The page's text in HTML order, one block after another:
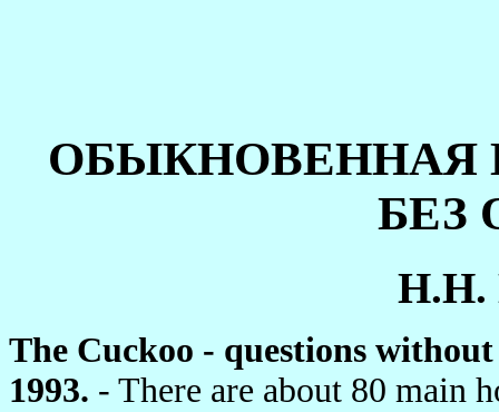
ОБЫКНОВЕННАЯ
БЕЗ
Н.Н.
The Cuckoo - questions
1993. - There are about 80 main